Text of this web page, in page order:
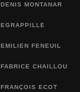
DENIS MONTANAR
EGRAPPILLE
EMILIEN FENEUIL
FABRICE CHAILLOU
FRANÇOIS ECOT